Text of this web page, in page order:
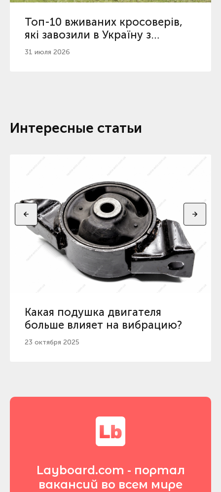
Топ-10 вживаних кросоверів,
які завозили в Україну з
початку 2026
31 июля 2026
Интересные статьи
Какая подушка двигателя
больше влияет на вибрацию?
23 октября 2025
Layboard.com - портал
вакансий во всем мире